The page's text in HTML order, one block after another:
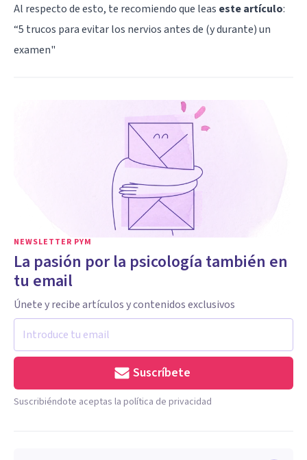
Al respecto de esto, te recomiendo que leas este artículo:
“5 trucos para evitar los nervios antes de (y durante) un
examen"
NEWSLETTER PYM
La pasión por la psicología también en
tu email
Únete y recibe artículos y contenidos exclusivos
Suscríbete
Suscribiéndote aceptas la política de privacidad